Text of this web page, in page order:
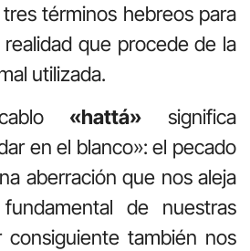
tres términos hebreos para
que procede de la
utilizada.
«hattá» significa
en el blanco»: el pecado
aberración que nos aleja
de nuestras
consiguiente también nos